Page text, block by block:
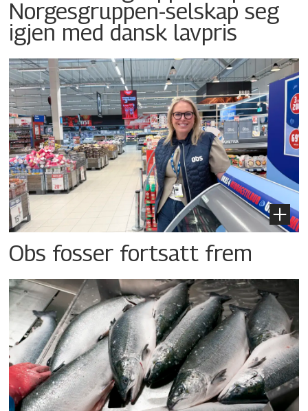
Norgesgruppen-selskap seg
igjen med dansk lavpris
Obs fosser fortsatt frem